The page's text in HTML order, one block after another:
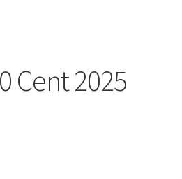
Cent 2025